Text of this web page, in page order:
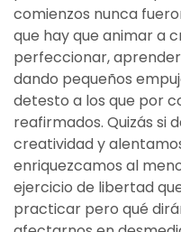
comienzos nunca
que hay que animar a
perfeccionar,
dando pequeños
detesto a los que por
reafirmados. Quizás si
creatividad y
enriquezcamos al
ejercicio de libertad
practicar pero qué